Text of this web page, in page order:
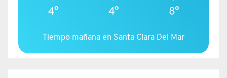
4° 4° 8°
Tiempo mañana en Santa Clara Del Mar